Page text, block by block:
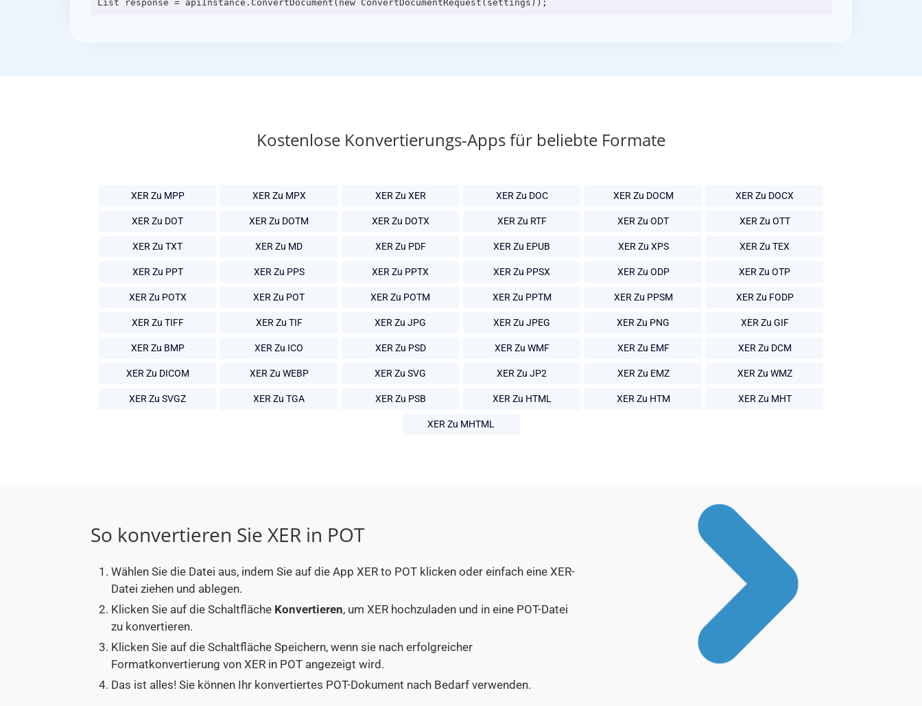
Kostenlose Konvertierungs-Apps für beliebte Formate
XER Zu MPP XER Zu MPX XER Zu XER XER Zu DOC XER Zu DOCM XER Zu DOCX
XER Zu DOT XER Zu DOTM XER Zu DOTX XER Zu RTF XER Zu ODT XER Zu OTT
XER Zu TXT XER Zu MD XER Zu PDF XER Zu EPUB XER Zu XPS XER Zu TEX
XER Zu PPT XER Zu PPS XER Zu PPTX XER Zu PPSX XER Zu ODP XER Zu OTP
XER Zu POTX XER Zu POT XER Zu POTM XER Zu PPTM XER Zu PPSM XER Zu FODP
XER Zu TIFF XER Zu TIF XER Zu JPG XER Zu JPEG XER Zu PNG XER Zu GIF
XER Zu BMP XER Zu ICO XER Zu PSD XER Zu WMF XER Zu EMF XER Zu DCM
XER Zu DICOM XER Zu WEBP XER Zu SVG XER Zu JP2 XER Zu EMZ XER Zu WMZ
XER Zu SVGZ XER Zu TGA XER Zu PSB XER Zu HTML XER Zu HTM XER Zu MHT
XER Zu MHTML
So konvertieren Sie XER in POT
Wählen Sie die Datei aus, indem Sie auf die App XER to POT klicken oder einfach eine XER-
Datei ziehen und ablegen.
Klicken Sie auf die Schaltfläche Konvertieren, um XER hochzuladen und in eine POT-Datei
zu konvertieren.
Klicken Sie auf die Schaltfläche Speichern, wenn sie nach erfolgreicher
Formatkonvertierung von XER in POT angezeigt wird.
Das ist alles! Sie können Ihr konvertiertes POT-Dokument nach Bedarf verwenden.